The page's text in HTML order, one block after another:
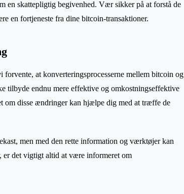
en skattepligtig begivenhed. Vær sikker på at forstå de
en fortjeneste fra dine bitcoin-transaktioner.
at konverteringsprocesserne mellem bitcoin og
tilbyde endnu mere effektive og omkostningseffektive
om disse ændringer kan hjælpe dig med at træffe de
men med den rette information og værktøjer kan
det vigtigt altid at være informeret om